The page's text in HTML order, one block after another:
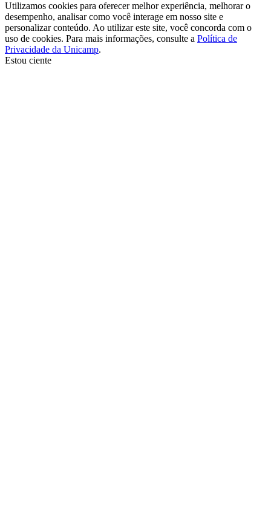
Utilizamos cookies para oferecer melhor experiência, melhorar o
desempenho, analisar como você interage em nosso site e
personalizar conteúdo. Ao utilizar este site, você concorda com o
uso de cookies. Para mais informações, consulte a Política de
Privacidade da Unicamp.
Estou ciente